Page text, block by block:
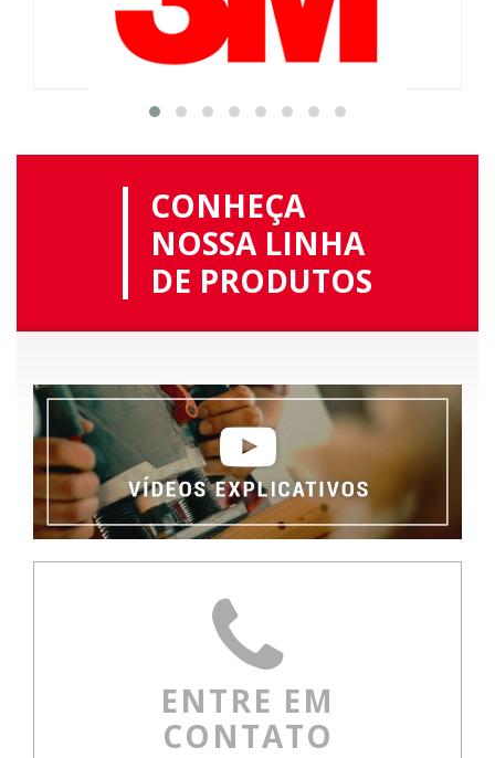
CONHEÇA
NOSSA LINHA
DE PRODUTOS
ENTRE EM
CONTATO